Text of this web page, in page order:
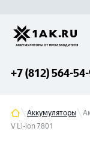
+7 (812) 564-
Аккумуляторы
V Li-ion 7801
Гатчина